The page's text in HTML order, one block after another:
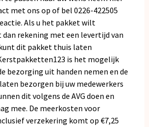
met ons op of bel 0226-422505
Als u het pakket wilt
dan rekening met een levertijd van
kunt dit pakket thuis laten
is het mogelijk
bezorging uit handen nemen en de
bezorgen bij uw medewerkers
dit volgens de AVG doen en
mee. De meerkosten voor
verzekering komt op €7,25